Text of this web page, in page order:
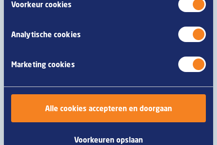
Voorkeur cookies
Analytische cookies
Marketing cookies
Alle cookies accepteren en doorgaan
Voorkeuren opslaan
Nom